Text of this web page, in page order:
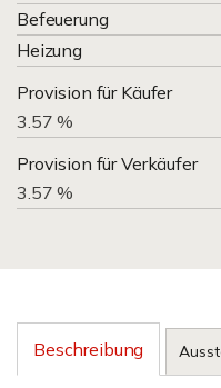
Befeuerung
Heizung
Provision für Käufer
3.57 %
Provision für Verkäufer
3.57 %
Beschreibung